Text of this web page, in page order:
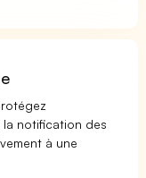
notification des
à une